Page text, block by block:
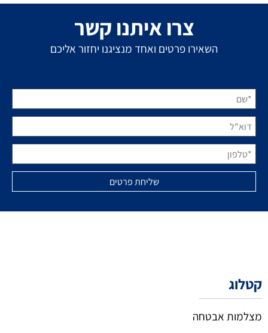
צרו איתנו קשר
השאירו פרטים ואחד מנציגנו יחזור אליכם
קטלוג
מצלמות אבטחה